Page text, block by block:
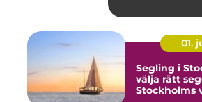
01.
Segling i
välja rätt
Stockholms